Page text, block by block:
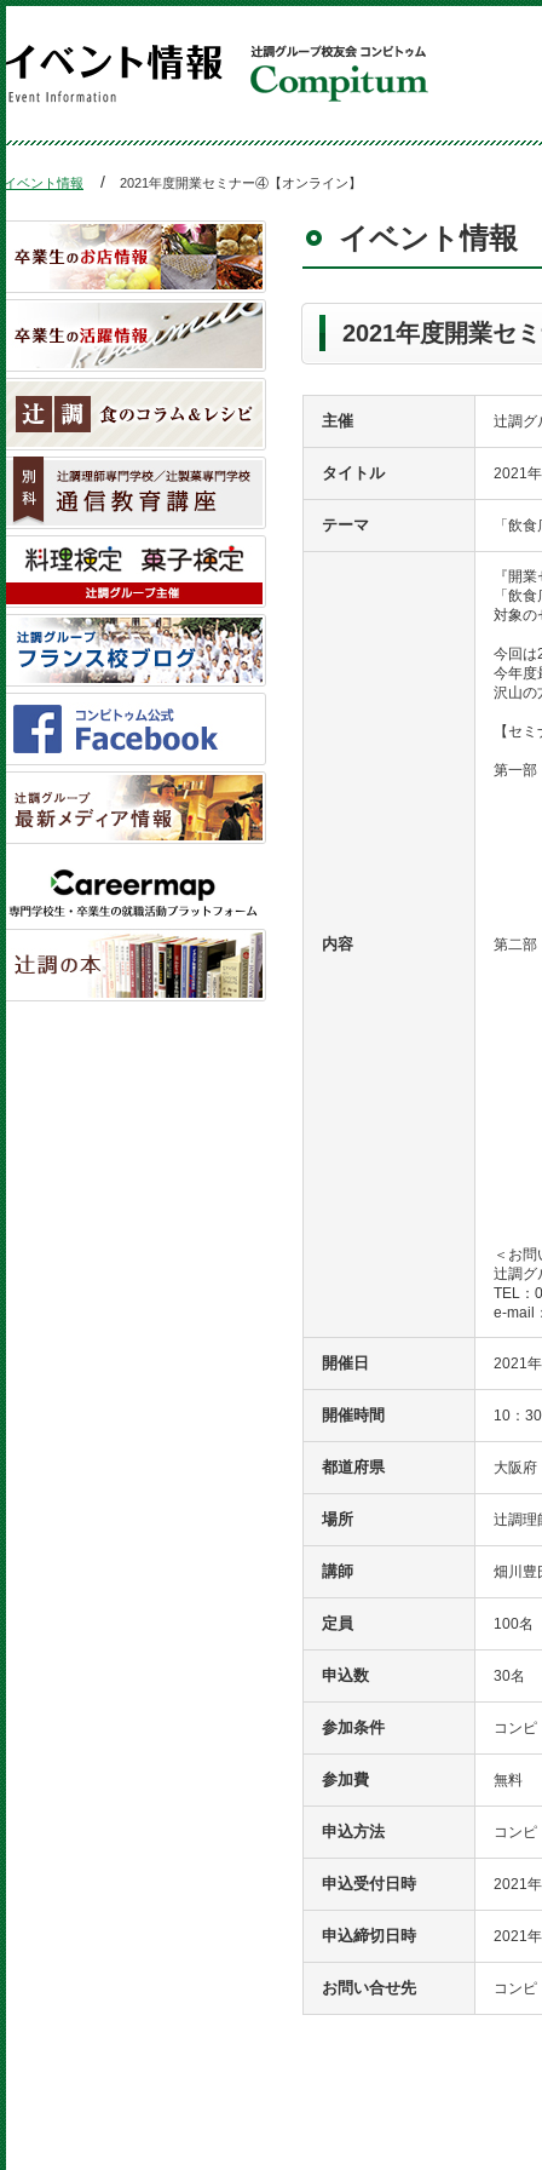
イベント情報 2021年度開業セミナー④【オンライン】
イベント情報
2021年度開業セ
主催 辻調グ
タイトル 2021
テーマ 「飲
内容
『開
「飲
対象の
今回は
今年度
沢山の
【セ
第一部
第二
＜お
辻調グ
TEL：
e-mail
開催日 2021
開催時間 10：
都道府県 大阪府
場所 辻調理
講師 畑川豊
定員 100名
申込数 30名
参加条件 コン
参加費 無料
申込方法 コン
申込受付日時 2021
申込締切日時 2021
お問い合せ先 コン